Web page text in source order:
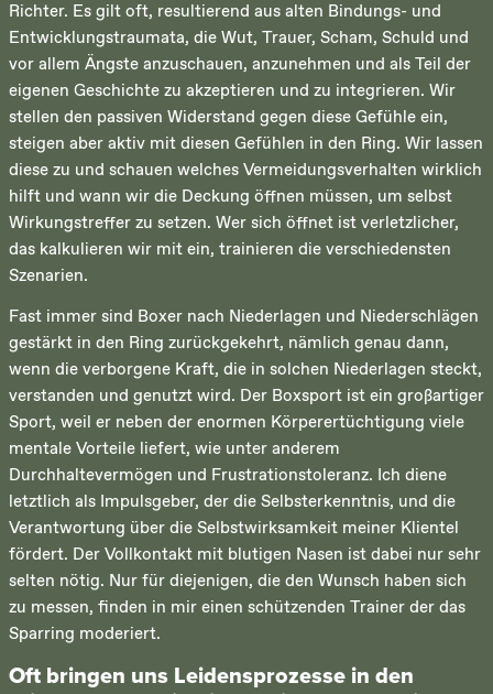
Richter. Es gilt oft, resultierend aus alten Bindungs- und
Entwicklungstraumata, die Wut, Trauer, Scham, Schuld und
vor allem Ängste anzuschauen, anzunehmen und als Teil der
eigenen Geschichte zu akzeptieren und zu integrieren. Wir
stellen den passiven Widerstand gegen diese Gefühle ein,
steigen aber aktiv mit diesen Gefühlen in den Ring. Wir lassen
diese zu und schauen welches Vermeidungsverhalten wirklich
hilft und wann wir die Deckung öffnen müssen, um selbst
Wirkungstreffer zu setzen. Wer sich öffnet ist verletzlicher,
das kalkulieren wir mit ein, trainieren die verschiedensten
Szenarien.
Fast immer sind Boxer nach Niederlagen und Niederschlägen
gestärkt in den Ring zurückgekehrt, nämlich genau dann,
wenn die verborgene Kraft, die in solchen Niederlagen steckt,
verstanden und genutzt wird. Der Boxsport ist ein großartiger
Sport, weil er neben der enormen Körperertüchtigung viele
mentale Vorteile liefert, wie unter anderem
Durchhaltevermögen und Frustrationstoleranz. Ich diene
letztlich als Impulsgeber, der die Selbsterkenntnis, und die
Verantwortung über die Selbstwirksamkeit meiner Klientel
fördert. Der Vollkontakt mit blutigen Nasen ist dabei nur sehr
selten nötig. Nur für diejenigen, die den Wunsch haben sich
zu messen, finden in mir einen schützenden Trainer der das
Sparring moderiert.
Oft bringen uns Leidensprozesse in den